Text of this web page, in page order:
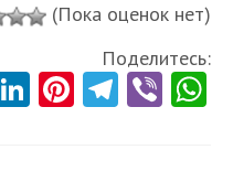
(Пока оценок нет)
Поделитесь:
T Li Pi Te Vi